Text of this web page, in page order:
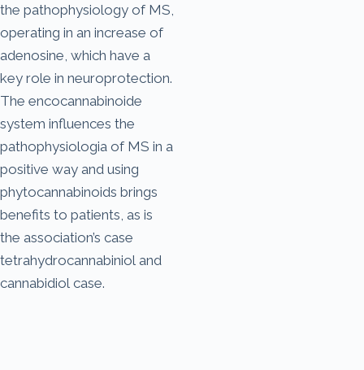
the pathophysiology of MS,
operating in an increase of
adenosine, which have a
key role in neuroprotection.
The encocannabinoide
system influences the
pathophysiologia of MS in a
positive way and using
phytocannabinoids brings
benefits to patients, as is
the association’s case
tetrahydrocannabiniol and
cannabidiol case.